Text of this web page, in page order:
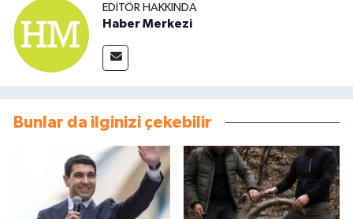
EDITÖR HAKKINDA
Haber Merkezi
Bunlar da ilginizi çekebilir